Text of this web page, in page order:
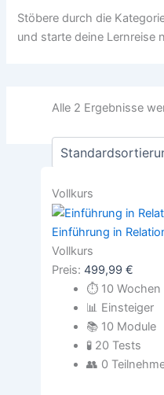
Stöbere durch die
und starte deine Lernreise
Alle 2 Ergebnisse
Vollkurs
Einführung in
Vollkurs
Preis: 499,99€
⏱10 Wochen
📊 Einsteiger
📚10 Module
🧪20 Tests
👥 0